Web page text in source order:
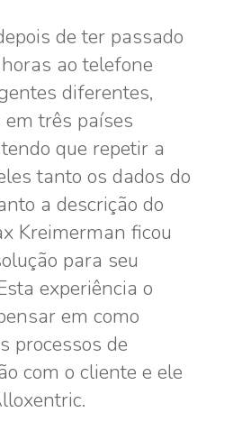
de ter passado
ao telefone
diferentes,
em três países
que repetir a
tanto os dados do
a descrição do
Kreimerman ficou
para seu
experiência o
em como
processos de
com o cliente e ele